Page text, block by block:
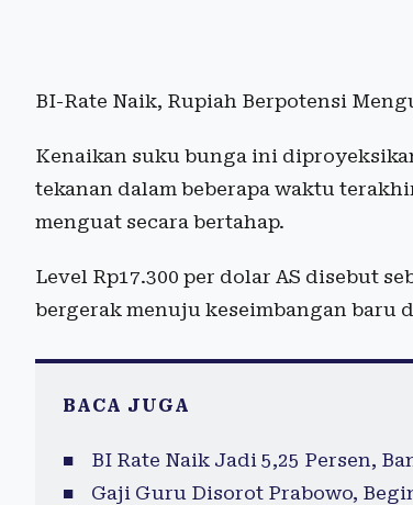
BI-Rate Naik, Rupiah Berpotensi
Kenaikan suku bunga ini
tekanan dalam beberapa waktu
menguat secara bertahap.
Level Rp17.300 per dolar AS disebut
bergerak menuju keseimbangan baru
BACA JUGA
BI Rate Naik Jadi 5,25 Persen,
Gaji Guru Disorot Prabowo,